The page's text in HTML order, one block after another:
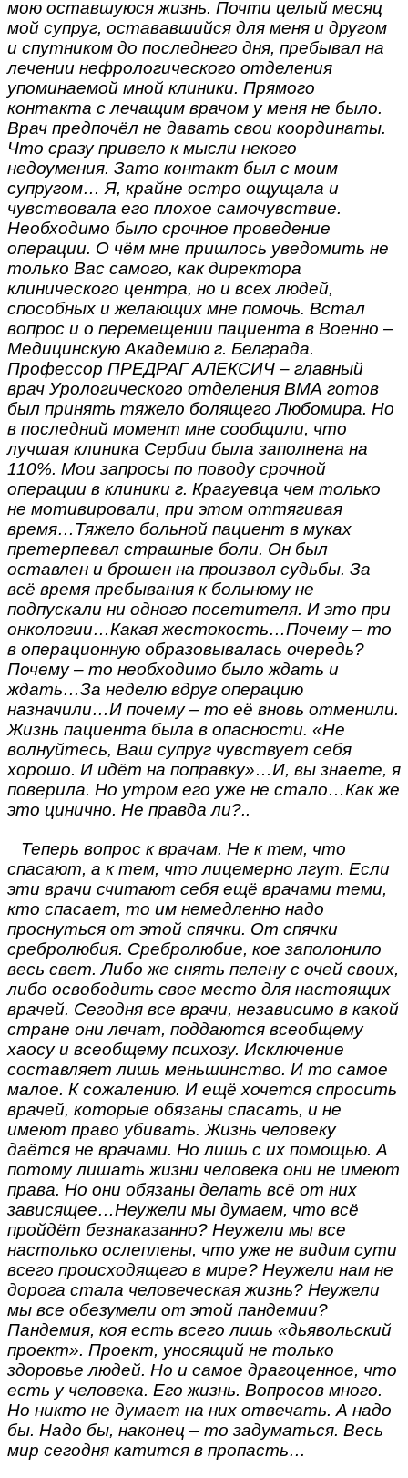
мою оставшуюся жизнь. Почти целый месяц
мой супруг, остававшийся для меня и другом
и спутником до последнего дня, пребывал на
лечении нефрологического отделения
упоминаемой мной клиники. Прямого
контакта с лечащим врачом у меня не было.
Врач предпочёл не давать свои координаты.
Что сразу привело к мысли некого
недоумения. Зато контакт был с моим
супругом… Я, крайне остро ощущала и
чувствовала его плохое самочувствие.
Необходимо было срочное проведение
операции. О чём мне пришлось уведомить не
только Вас самого, как директора
клинического центра, но и всех людей,
способных и желающих мне помочь. Встал
вопрос и о перемещении пациента в Военно –
Медицинскую Академию г. Белграда.
Профессор ПРЕДРАГ АЛЕКСИЧ – главный
врач Урологического отделения ВМА готов
был принять тяжело болящего Любомира. Но
в последний момент мне сообщили, что
лучшая клиника Сербии была заполнена на
110%. Мои запросы по поводу срочной
операции в клиники г. Крагуевца чем только
не мотивировали, при этом оттягивая
время…Тяжело больной пациент в муках
претерпевал страшные боли. Он был
оставлен и брошен на произвол судьбы. За
всё время пребывания к больному не
подпускали ни одного посетителя. И это при
онкологии…Какая жестокость…Почему – то
в операционную образовывалась очередь?
Почему – то необходимо было ждать и
ждать…За неделю вдруг операцию
назначили…И почему – то её вновь отменили.
Жизнь пациента была в опасности. «Не
волнуйтесь, Ваш супруг чувствует себя
хорошо. И идёт на поправку»…И, вы знаете, я
поверила. Но утром его уже не стало…Как же
это цинично. Не правда ли?..
Теперь вопрос к врачам. Не к тем, что
спасают, а к тем, что лицемерно лгут. Если
эти врачи считают себя ещё врачами теми,
кто спасает, то им немедленно надо
проснуться от этой спячки. От спячки
сребролюбия. Сребролюбие, кое заполонило
весь свет. Либо же снять пелену с очей своих,
либо освободить свое место для настоящих
врачей. Сегодня все врачи, независимо в какой
стране они лечат, поддаются всеобщему
хаосу и всеобщему психозу. Исключение
составляет лишь меньшинство. И то самое
малое. К сожалению. И ещё хочется спросить
врачей, которые обязаны спасать, и не
имеют право убивать. Жизнь человеку
даётся не врачами. Но лишь с их помощью. А
потому лишать жизни человека они не имеют
права. Но они обязаны делать всё от них
зависящее…Неужели мы думаем, что всё
пройдёт безнаказанно? Неужели мы все
настолько ослеплены, что уже не видим сути
всего происходящего в мире? Неужели нам не
дорога стала человеческая жизнь? Неужели
мы все обезумели от этой пандемии?
Пандемия, коя есть всего лишь «дьявольский
проект». Проект, уносящий не только
здоровье людей. Но и самое драгоценное, что
есть у человека. Его жизнь. Вопросов много.
Но никто не думает на них отвечать. А надо
бы. Надо бы, наконец – то задуматься. Весь
мир сегодня катится в пропасть…